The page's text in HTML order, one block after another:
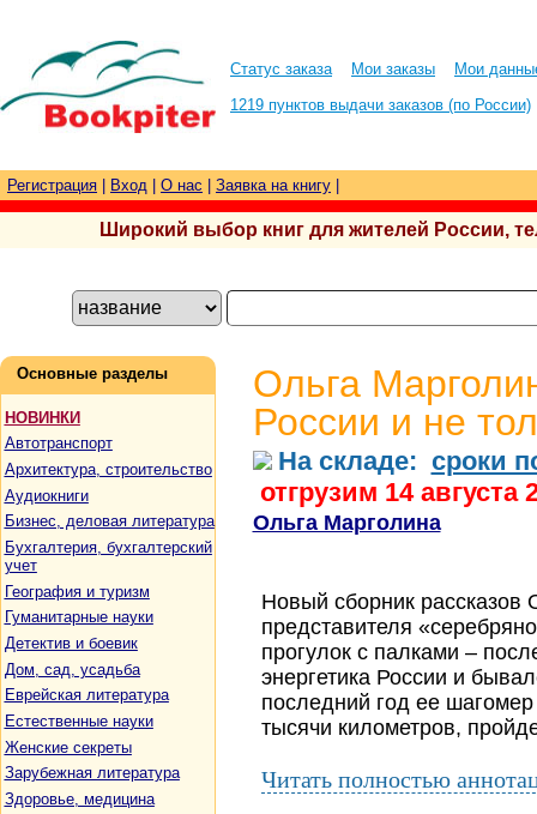
Статус заказа Мои заказы
Мои
1219 пунктов выдачи заказов (по России)
Регистрация Вход О нас Заявка на книгу
Широкий выбор книг для жителей России,
Основные разделы
НОВИНКИ
Автотранспорт
Архитектура, строительство
Аудиокниги
Бизнес, деловая литература
Бухгалтерия, бухгалтерский
учет
География и туризм
Гуманитарные науки
Детектив и боевик
Дом, сад, усадьба
Еврейская литература
Естественные науки
Женские секреты
Зарубежная литература
Здоровье, медицина
Ольга
России и не
На складе: сроки
отгрузим 14 августа
Ольга Марголина
Новый сборник рассказов
представителя
прогулок с палками –
энергетика России и
последний год ее
тысячи километров,
Читать полностью